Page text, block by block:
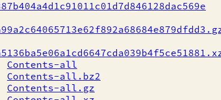
Contents-all
Contents-all.bz2
Contents-all.gz